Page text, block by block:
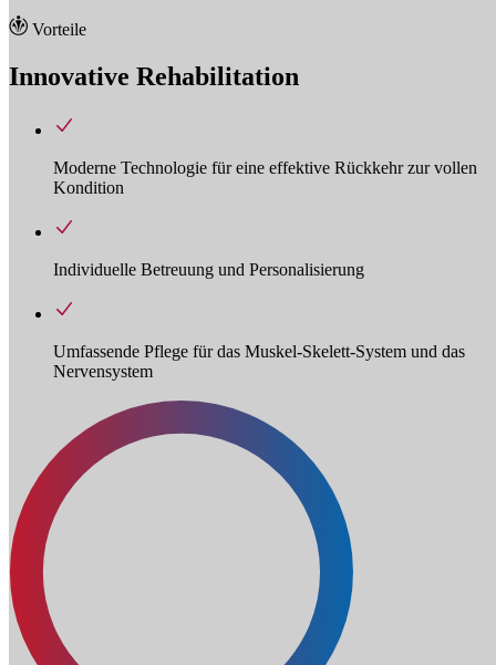
Vorteile
Innovative Rehabilitation
Moderne Technologie für eine effektive Rückkehr zur vollen
Kondition
Individuelle Betreuung und Personalisierung
Umfassende Pflege für das Muskel-Skelett-System und das
Nervensystem